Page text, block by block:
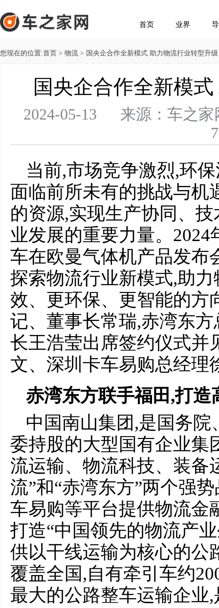
首页 业界
您现在的位置:首页 > 物流 > 国央企合作全新模式 助力物流行业转型升级
国央企合作全新模
2024-05-13 来源：车之
当前,市场竞争激烈,环
面临前所未有的挑战与机
的资源,实现生产协同、
业发展的重要力量。
车在欧曼气体机产品发布
探索物流行业新模式,助
效、更环保、更智能的方
记、董事长常瑞,赤湾东
长王浩莹出席签约仪式并
文、深圳卡车易购总经理
赤湾东方联手福田,打造
中国南山集团,是国务
委持股的大型国有企业集
流运输、物流科技、装备
流”和“赤湾东方”两个强
车易购等平台提供物流金
打造“中国领先的物流产
供以干线运输为核心的公
覆盖全国,自有牵引车约
最大的公路整车运输企